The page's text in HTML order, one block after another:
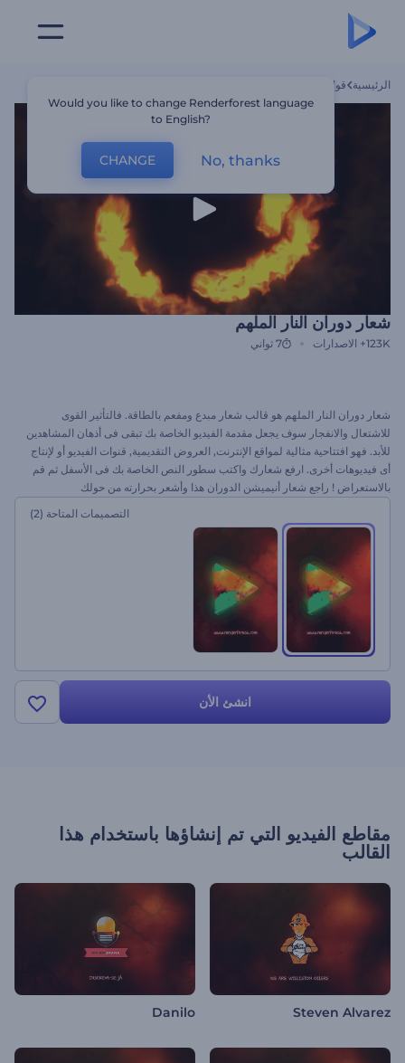
الرئيسية قوالب
شعار دوران النار الملهم
123K+ الاصدارات 7 ثواني
شعار دوران النار الملهم هو قالب شعار مبدع ومفعم بالطاقة. فالتأثير القوى
للاشتعال والانفجار سوف يجعل مقدمة الفيديو الخاصة بك تبقى فى أذهان المشاهدين
للأبد. فهو افتتاحية مثالية لمواقع الإنترنت, العروض التقديمية, قنوات الفيديو أو لإنتاج
أى فيديوهات أخرى. ارفع شعارك واكتب سطور النص الخاصة بك فى الأسفل ثم قم
بالاستعراض ! راجع شعار أنيميشن الدوران هذا وأشعر بحرارته من حولك
التصميمات المتاحة (2)
انشئ الأن
مقاطع الفيديو التي تم إنشاؤها باستخدام هذا
القالب
Steven Alvarez
Danilo
Would you like to change Renderforest language
to English?
CHANGE No, thanks